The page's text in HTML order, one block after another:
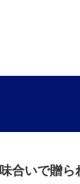
合いで贈ら